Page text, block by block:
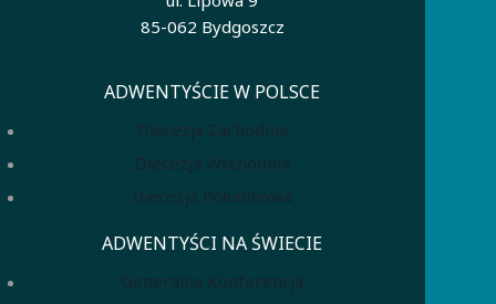
85-062 Bydgoszcz
ADWENTYŚCIE W POLSCE
Diecezja Zachodnia
Diecezja Wschodnia
Diecezja Południowa
ADWENTYŚCI NA ŚWIECIE
Generalna Konferencja